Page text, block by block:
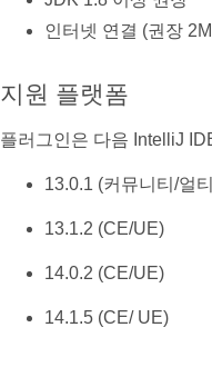
인터넷 연결 (권장
지원 플랫폼
플러그인은 다음 IntelliJ
13.0.1 (커뮤니티/얼
13.1.2 (CE/UE)
14.0.2 (CE/UE)
14.1.5 (CE/ UE)